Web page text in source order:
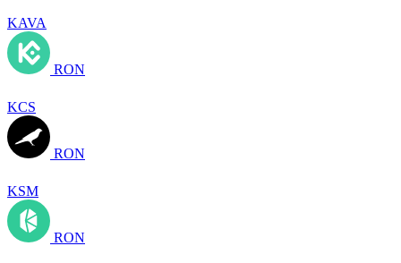
KAVA
RON
KCS
RON
KSM
RON